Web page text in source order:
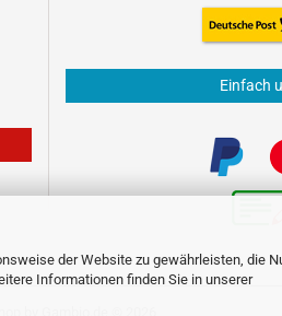
der Website zu gewährleisten, die
Informationen finden Sie in unserer
Einfach